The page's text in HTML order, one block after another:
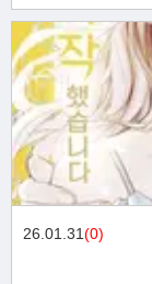
26.01.31(0)